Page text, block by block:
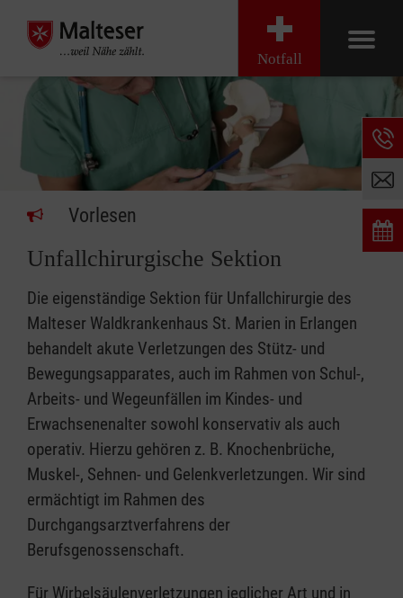
Notfall
Vorlesen
Unfallchirurgische Sektion
Die eigenständige Sektion für Unfallchirurgie des
Malteser Waldkrankenhaus St. Marien in Erlangen
behandelt akute Verletzungen des Stütz- und
Bewegungsapparates, auch im Rahmen von Schul-,
Arbeits- und Wegeunfällen im Kindes- und
Erwachsenenalter sowohl konservativ als auch
operativ. Hierzu gehören z. B. Knochenbrüche,
Muskel-, Sehnen- und Gelenkverletzungen. Wir sind
ermächtigt im Rahmen des
Durchgangsarztverfahrens der
Berufsgenossenschaft.
Für Wirbelsäulenverletzungen jeglicher Art und in